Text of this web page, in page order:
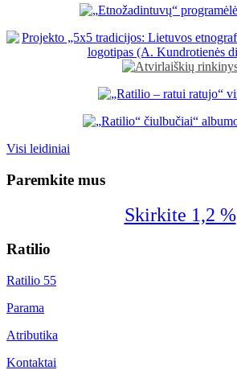
Visi leidiniai
Paremkite mus
Skirkite 1,2 %
Ratilio
Ratilio 55
Parama
Atributika
Kontaktai